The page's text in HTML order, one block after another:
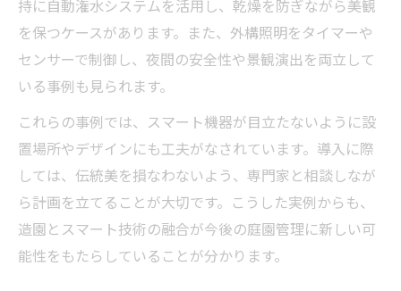
持に自動潅水システムを活用し、乾燥を防ぎながら美観
を保つケースがあります。また、外構照明をタイマーや
センサーで制御し、夜間の安全性や景観演出を両立して
いる事例も見られます。
これらの事例では、スマート機器が目立たないように設
置場所やデザインにも工夫がなされています。導入に際
しては、伝統美を損なわないよう、専門家と相談しなが
ら計画を立てることが大切です。こうした実例からも、
造園とスマート技術の融合が今後の庭園管理に新しい可
能性をもたらしていることが分かります。